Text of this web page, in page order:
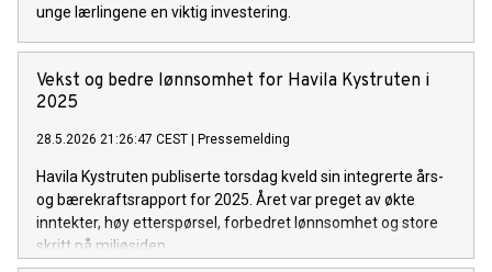
unge lærlingene en viktig investering.
Vekst og bedre lønnsomhet for Havila Kystruten i
2025
28.5.2026 21:26:47 CEST Pressemelding
Havila Kystruten publiserte torsdag kveld sin integrerte års-
og bærekraftsrapport for 2025. Året var preget av økte
inntekter, høy etterspørsel, forbedret lønnsomhet og store
skritt på miljøsiden.